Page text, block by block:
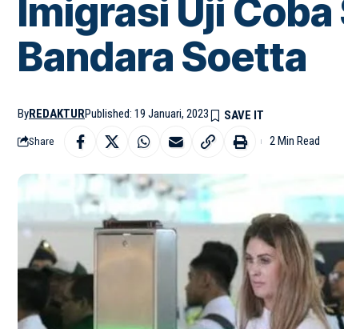
Imigrasi Uji
Bandara Soetta
ByREDAKTURPublished: 19 Januari, 2023
Share 2 Min Read